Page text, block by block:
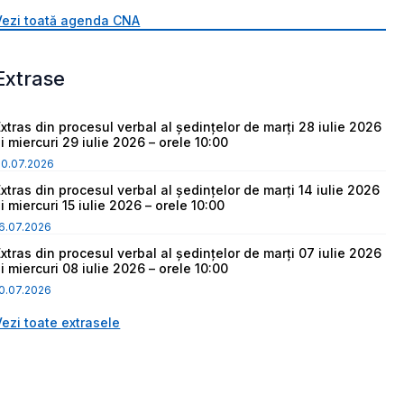
toată agenda CNA
din procesul verbal al ședințelor de marți 28 iulie 2026
miercuri 29 iulie 2026 – orele 10:00
din procesul verbal al ședințelor de marți 14 iulie 2026
miercuri 15 iulie 2026 – orele 10:00
din procesul verbal al ședințelor de marți 07 iulie 2026
miercuri 08 iulie 2026 – orele 10:00
toate extrasele